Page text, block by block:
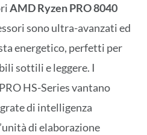
AMD Ryzen PRO 8040
sono ultra-avanzati ed
energetico, perfetti per
sottili e leggere. I
HS-Series vantano
di intelligenza
di elaborazione